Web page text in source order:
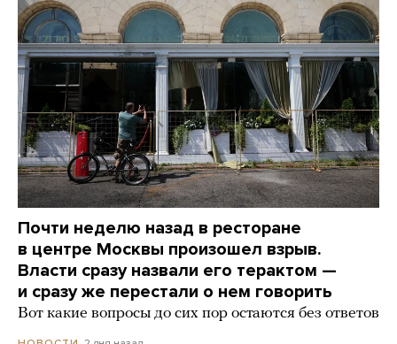
Почти неделю назад в ресторане
в центре Москвы произошел взрыв.
Власти сразу назвали его терактом —
и сразу же перестали о нем говорить
Вот какие вопросы до сих пор остаются без ответов